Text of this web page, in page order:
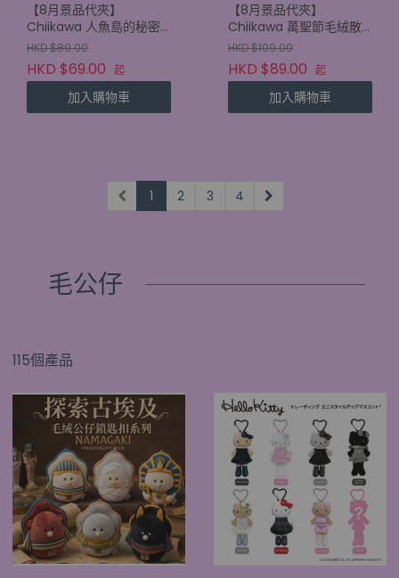
【8月景品代夾】
Chiikawa 人魚島的秘密
討伐系列掛飾毛公仔
10cm
HKD $89.00
HKD $69.00 起
加入購物車
【8月景品代夾】
Chiikawa 萬聖節毛絨散
紙包 17cm
HKD $109.00
HKD $89.00 起
加入購物車
1 2 3 4
毛公仔
115個產品